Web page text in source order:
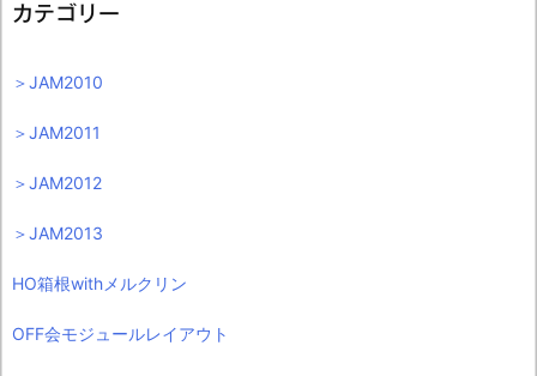
カテゴリー
＞JAM2010
＞JAM2011
＞JAM2012
＞JAM2013
HO箱根withメルクリン
OFF会モジュールレイアウト